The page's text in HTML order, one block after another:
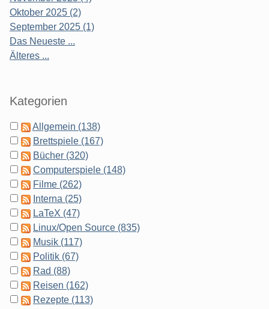
Oktober 2025 (2)
September 2025 (1)
Das Neueste ...
Älteres ...
Kategorien
Allgemein (138)
Brettspiele (167)
Bücher (320)
Computerspiele (148)
Filme (262)
Interna (25)
LaTeX (47)
Linux/Open Source (835)
Musik (117)
Politik (67)
Rad (88)
Reisen (162)
Rezepte (113)